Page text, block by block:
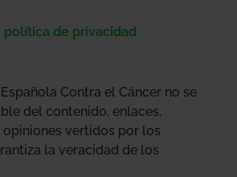
política de privacidad
Contra el Cáncer no se
del contenido, enlaces,
vertidos por los
la veracidad de los